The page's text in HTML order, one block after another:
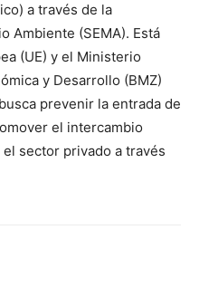
a través de la
Ambiente (SEMA). Está
(UE) y el Ministerio
y Desarrollo (BMZ)
prevenir la entrada de
el intercambio
sector privado a través